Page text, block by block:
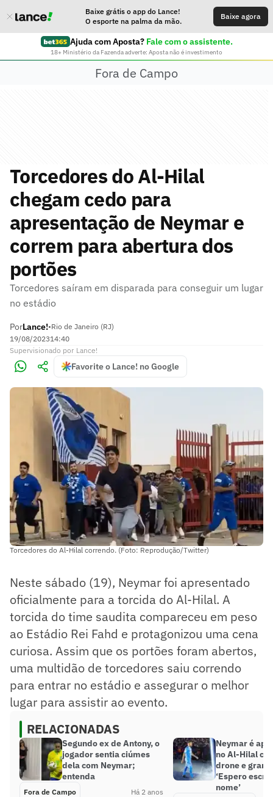
Baixe grátis o app do Lance!
O esporte na palma da mão.
Baixe agora
Ajuda com Aposta? Fale com o assistente.
18+ Ministério da Fazenda adverte: Aposta não é investimento
Fora de Campo
Torcedores do Al-Hilal
chegam cedo para
apresentação de Neymar e
correm para abertura dos
portões
Torcedores saíram em disparada para conseguir um lugar
no estádio
PorLance!•Rio de Janeiro (RJ)
19/08/202314:40
Supervisionado por Lance!
Favorite o Lance! no Google
Torcedores do Al-Hilal correndo. (Foto: Reprodução/Twitter)
Neste sábado (19), Neymar foi apresentado
oficialmente para a torcida do Al-Hilal. A
torcida do time saudita compareceu em peso
ao Estádio Rei Fahd e protagonizou uma cena
curiosa. Assim que os portões foram abertos,
uma multidão de torcedores saiu correndo
para entrar no estádio e assegurar o melhor
lugar para assistir ao evento.
RELACIONADAS
Segundo ex de Antony, o
jogador sentia ciúmes
dela com Neymar;
entenda
Fora de Campo Há 2 anos
Neymar é
no Al-Hilal
drone e
‘Espero
nome’